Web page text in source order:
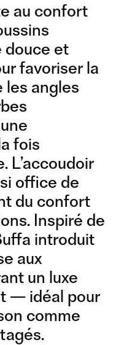
COMPOSITION 01
au confort
douce et
favoriser la
les angles
fois
L’accoudoir
office de
du confort
Inspiré de
introduit
aux
un luxe
— idéal pour
comme